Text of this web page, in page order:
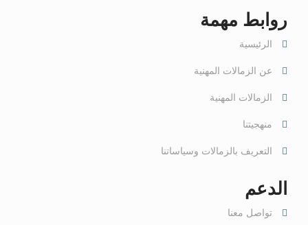
روابط مهمة
الرئيسية
عن الزمالات المهنية
الزمالات المهنية
منهجيتنا
التعريف بالزمالات وسياساتنا
الدعم
تواصل معنا